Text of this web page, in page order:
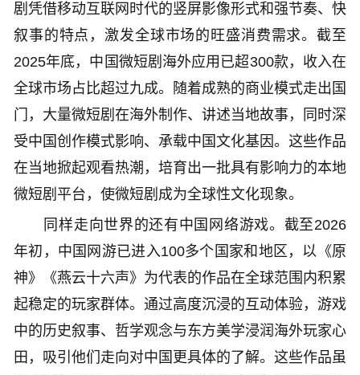
剧凭借移动互联网时代的竖屏影像形式和强节奏、快
叙事的特点，激发全球市场的旺盛消费需求。截至
2025年底，中国微短剧海外应用已超300款，收入在
全球市场占比超过九成。随着成熟的商业模式走出国
门，大量微短剧在海外制作、讲述当地故事，同时深
受中国创作模式影响、承载中国文化基因。这些作品
在当地掀起观看热潮，培育出一批具有影响力的本地
微短剧平台，使微短剧成为全球性文化现象。
同样走向世界的还有中国网络游戏。截至2026
年初，中国网游已进入100多个国家和地区，以《原
神》《燕云十六声》为代表的作品在全球范围内积累
起稳定的玩家群体。通过高度沉浸的互动体验，游戏
中的历史叙事、哲学观念与东方美学浸润海外玩家心
田，吸引他们走向对中国更具体的了解。这些作品虽